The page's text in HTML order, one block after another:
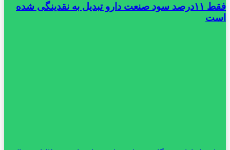
فقط ۱۱‌درصد سود صنعت دارو تبدیل به نقدینگی شده
است